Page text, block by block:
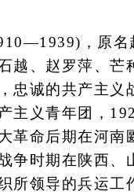
，原名
越、赵罗萍、芒
忠诚的共产主义
主义青年团，
革命后期在河南
争时期在陕西、
所领导的兵运工